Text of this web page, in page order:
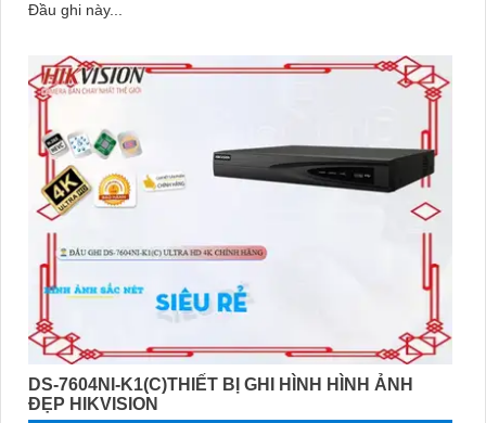
Đầu ghi này...
DS-7604NI-K1(C)THIẾT BỊ GHI HÌNH HÌNH ẢNH
ĐẸP HIKVISION